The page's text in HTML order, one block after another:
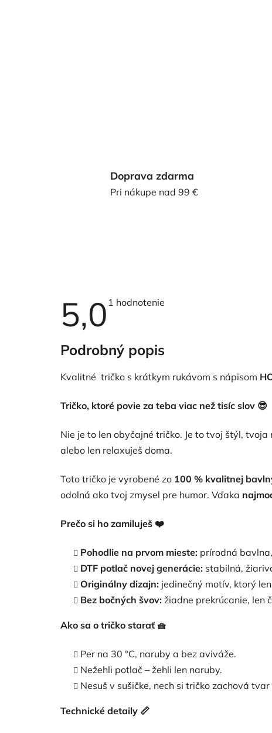
Doprava zdarma
Pri nákupe nad 99 €
5,0 Priemerné
z
5
1 hodnotenie
Podrobný popis
Kvalitné tričko s krátkym rukávom s nápisom
Tričko, ktoré povie za teba viac než tisíc slov 😎
Nie je to len obyčajné tričko. Je to tvoj štýl,
alebo len relaxuješ doma.
Toto tričko je vyrobené zo 100 % kvalitnej
odolná ako tvoj zmysel pre humor. Vďaka
Prečo si ho zamiluješ ❤️
Pohodlie na prvom mieste: prírodná
DTF potlač novej generácie: stabilná,
Originálny dizajn: jedinečný motív, ktorý
Bez bočných švov: žiadne prekrúcanie, len
Ako sa o tričko starať 🧺
Per na 30 °C, naruby a bez aviváže.
Nežehli potlač – žehli len naruby.
Nesuš v sušičke, nech si tričko zachová
Technické detaily 📏